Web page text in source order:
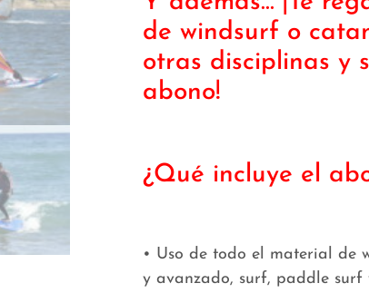
de windsurf o
otras disciplinas y
abono!
¿Qué incluye el
• Uso de todo el material de
y avanzado, surf, paddle